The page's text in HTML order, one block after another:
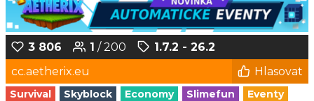
3 806 1 / 200
1.7.2 - 26.2
cc.aetherix.eu
Hlasovat
Survival Skyblock Economy Slimefun Eventy